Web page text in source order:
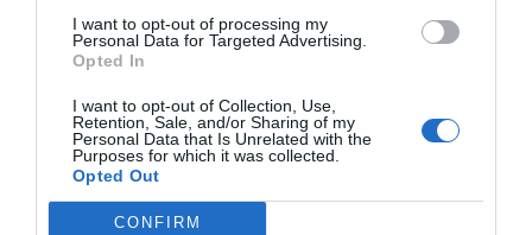
I want to opt-out of processing my
Personal Data for Targeted Advertising.
Opted In
I want to opt-out of Collection, Use,
Retention, Sale, and/or Sharing of my
Personal Data that Is Unrelated with the
Purposes for which it was collected.
Opted Out
CONFIRM
MAIN SPONSOR